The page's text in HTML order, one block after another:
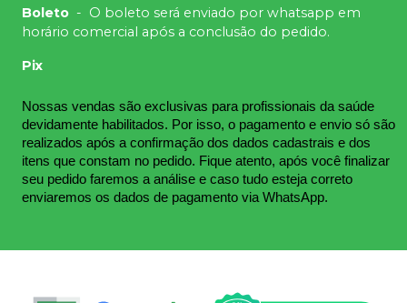
Boleto - O boleto será enviado por whatsapp em
horário comercial após a conclusão do pedido.
Pix
Nossas vendas são exclusivas para profissionais da saúde
devidamente habilitados. Por isso, o pagamento e envio só são
realizados após a confirmação dos dados cadastrais e dos
itens que constam no pedido. Fique atento, após você finalizar
seu pedido faremos a análise e caso tudo esteja correto
enviaremos os dados de pagamento via WhatsApp.